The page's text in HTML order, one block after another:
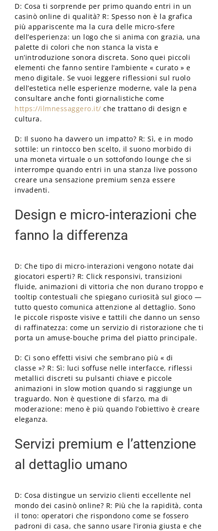
D: Cosa ti sorprende per primo quando entri in un
casinò online di qualità? R: Spesso non è la grafica
più appariscente ma la cura delle micro-sfere
dell’esperienza: un logo che si anima con grazia, una
palette di colori che non stanca la vista e
un’introduzione sonora discreta. Sono quei piccoli
elementi che fanno sentire l’ambiente « curato » e
meno digitale. Se vuoi leggere riflessioni sul ruolo
dell’estetica nelle esperienze moderne, vale la pena
consultare anche fonti giornalistiche come
https://ilmnessaggero.it/ che trattano di design e
cultura.
D: Il suono ha davvero un impatto? R: Sì, e in modo
sottile: un rintocco ben scelto, il suono morbido di
una moneta virtuale o un sottofondo lounge che si
interrompe quando entri in una stanza live possono
creare una sensazione premium senza essere
invadenti.
Design e micro-interazioni che
fanno la differenza
D: Che tipo di micro-interazioni vengono notate dai
giocatori esperti? R: Click responsivi, transizioni
fluide, animazioni di vittoria che non durano troppo e
tooltip contestuali che spiegano curiosità sul gioco —
tutto questo comunica attenzione al dettaglio. Sono
le piccole risposte visive e tattili che danno un senso
di raffinatezza: come un servizio di ristorazione che ti
porta un amuse-bouche prima del piatto principale.
D: Ci sono effetti visivi che sembrano più « di
classe »? R: Sì: luci soffuse nelle interfacce, riflessi
metallici discreti su pulsanti chiave e piccole
animazioni in slow motion quando si raggiunge un
traguardo. Non è questione di sfarzo, ma di
moderazione: meno è più quando l’obiettivo è creare
eleganza.
Servizi premium e l’attenzione
al dettaglio umano
D: Cosa distingue un servizio clienti eccellente nel
mondo dei casinò online? R: Più che la rapidità, conta
il tono: operatori che rispondono come se fossero
padroni di casa, che sanno usare l’ironia giusta e che